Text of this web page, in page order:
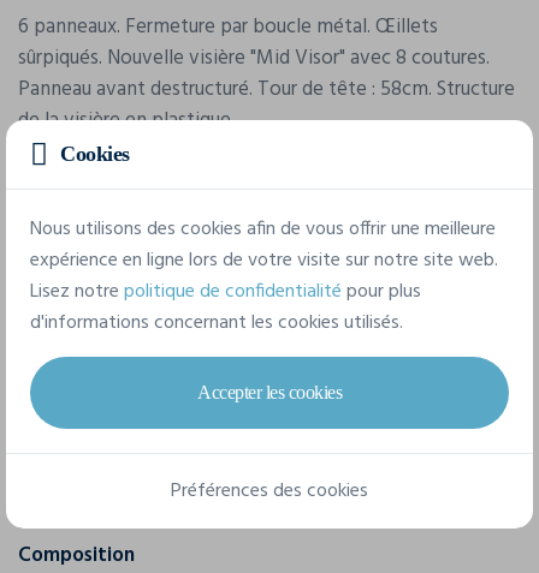
6 panneaux. Fermeture par boucle métal. Œillets
sûrpiqués. Nouvelle visière "Mid Visor" avec 8 coutures.
Panneau avant destructuré. Tour de tête : 58cm. Structure
de la visière en plastique.
Marque
Atlantis
Référence
DAD HAT
Composition
Cookies
Nous utilisons des cookies afin de vous offrir une meilleure
expérience en ligne lors de votre visite sur notre site web.
Lisez notrepolitique de confidentialitépour plus
d'informations concernant les cookies utilisés.
Accepter les cookies
Préférences des cookies